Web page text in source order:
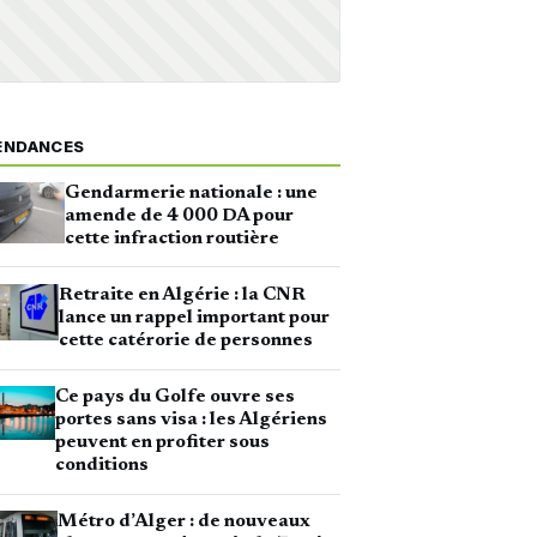
Gendarmerie nationale : une
amende de 4 000 DA pour
cette infraction routière
Retraite en Algérie : la CNR
lance un rappel important pour
cette catérorie de personnes
Ce pays du Golfe ouvre ses
portes sans visa : les Algériens
peuvent en profiter sous
conditions
Métro d’Alger : de nouveaux